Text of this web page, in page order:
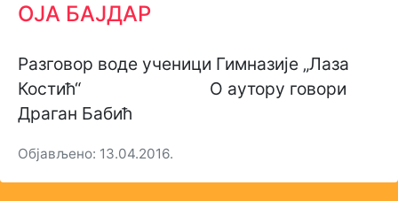
ОЈА БАЈДАР
Разговор воде ученици Гимназије „Лаза
Костић“ О аутору говори
Драган Бабић
Објављено: 13.04.2016.